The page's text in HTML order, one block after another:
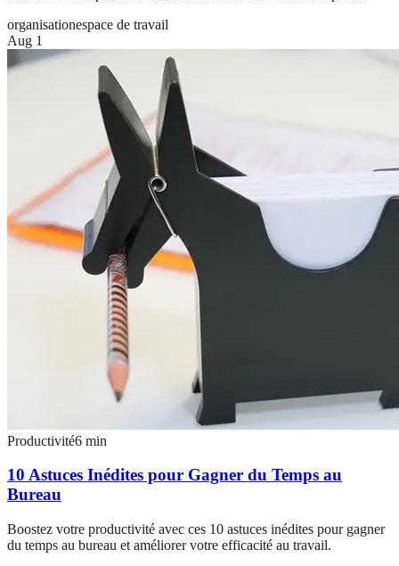
organisationespace de travail
Aug 1
Productivité6 min
10 Astuces Inédites pour Gagner du Temps au
Bureau
Boostez votre productivité avec ces 10 astuces inédites pour gagner
du temps au bureau et améliorer votre efficacité au travail.